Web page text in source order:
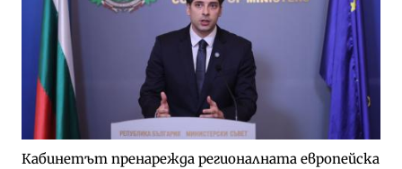
Кабинетът пренарежда регионалната европейска